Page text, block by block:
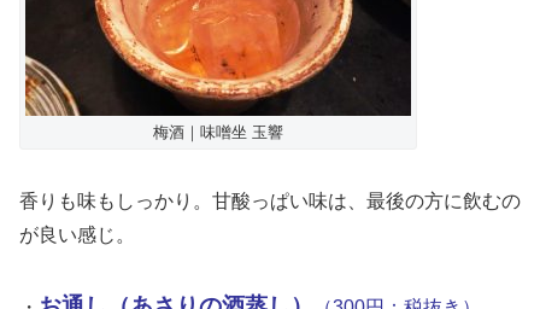
梅酒｜味噌坐 玉響
香りも味もしっかり。甘酸っぱい味は、最後の方に飲むの
が良い感じ。